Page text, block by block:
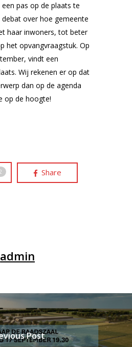
pas op de plaats te
over hoe gemeente
haar inwoners, tot beter
het opvangvraagstuk. Op
vindt een
Wij rekenen er op dat
dan op de agenda
op de hoogte!
2 Share
admin
Post